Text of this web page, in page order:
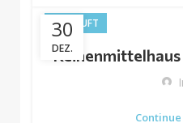
30
DEZ.
VERKAUFT